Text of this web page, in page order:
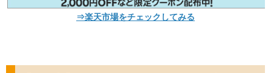
⇒楽天市場をチェックしてみる